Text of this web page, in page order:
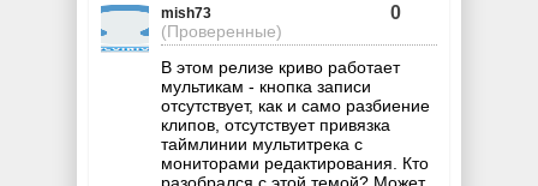
mish73
(Проверенные)
0
В этом релизе криво работает
мультикам - кнопка записи
отсутствует, как и само разбиение
клипов, отсутствует привязка
таймлинии мультитрека с
мониторами редактирования. Кто